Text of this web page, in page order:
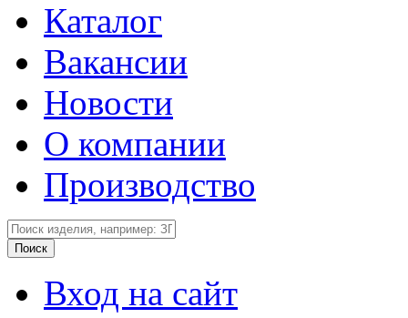
Каталог
Вакансии
Новости
О компании
Производство
Вход на сайт